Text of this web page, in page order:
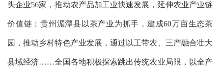
头企业56家，推动农产品加工业快速发展，延伸农业产业链
价值链；贵州湄潭县以茶产业为抓手，建成60万亩生态茶
园，推动乡村特色产业发展，通过以工带农、三产融合壮大
县域经济……全国各地积极探索跳出传统农业局限，以全产